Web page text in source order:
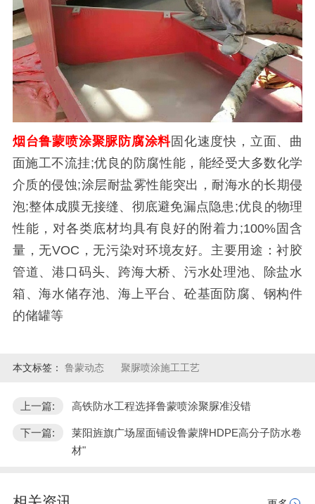
烟台鲁蒙喷涂聚脲防腐涂料固化速度快，立面、曲
面施工不流挂;优良的防腐性能，能经受大多数化学
介质的侵蚀;涂层耐盐雾性能突出，耐海水的长期侵
泡;整体成膜无接缝、彻底避免漏点隐患;优良的物理
性能，对各类底材均具有良好的附着力;100%固含
量，无VOC，无污染对环境友好。主要用途：衬胶
管道、港口码头、跨海大桥、污水处理池、除盐水
箱、海水储存池、海上平台、砼基面防腐、钢构件
的储罐等
本文标签： 鲁蒙动态 聚脲喷涂施工工艺
上一篇: 高铁防水工程选择鲁蒙喷涂聚脲准没错
下一篇:
莱阳旌旗广场屋面铺设鲁蒙牌HDPE高分子防水卷
材"